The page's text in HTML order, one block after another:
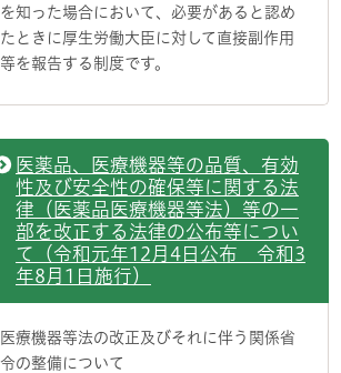
を知った場合において、必要があると認め
たときに厚生労働大臣に対して直接副作用
等を報告する制度です。
医薬品、医療機器等の品質、有効
性及び安全性の確保等に関する法
律（医薬品医療機器等法）等の一
部を改正する法律の公布等につい
て（令和元年12月4日公布 令和3
年8月1日施行）
医療機器等法の改正及びそれに伴う関係省
令の整備について